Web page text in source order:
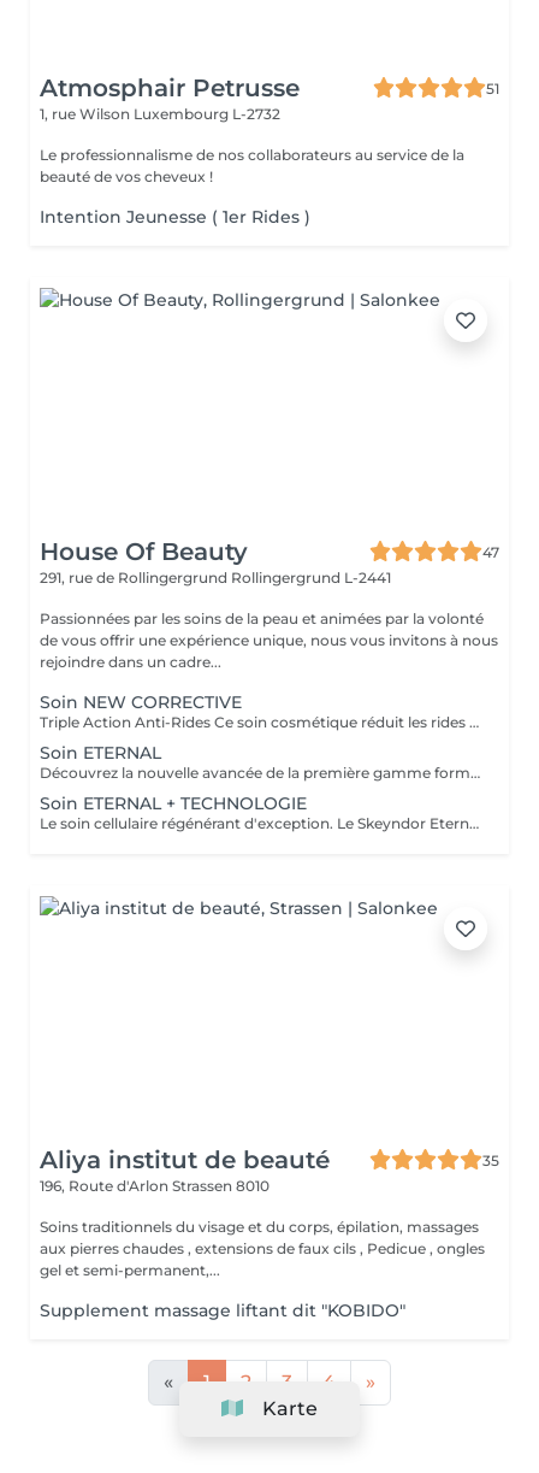
Atmosphair Petrusse
51
1, rue Wilson Luxembourg L-2732
Le professionnalisme de nos collaborateurs au service de la
beauté de vos cheveux !
Intention Jeunesse ( 1er Rides )
House Of Beauty
47
291, rue de Rollingergrund Rollingergrund L-2441
Passionnées par les soins de la peau et animées par la volonté
de vous offrir une expérience unique, nous vous invitons à nous
rejoindre dans un cadre...
Soin NEW CORRECTIVE
Triple Action Anti-Rides Ce soin cosmétique réduit les rides profondes et les rides d'expression rapidement et efficacement. L'innovante combinaison de trois mécanismes d'action dans un même soin ( Nouveau pouvoir Peeling, Effet combleur plus puissant et effet décontractant plus puissant ) produisent un effet lissant sur les rides les plus profondes. Les rides disparaissent naturellement et progressivement dès la première séance
Soin ETERNAL
Découvrez la nouvelle avancée de la première gamme formulée à partir de cellules souches végétales. Le soin ETERNAL stimule la régénération de toutes les couches de la peau et inverse le processus de vieillissement cellulaire. Sa combinaison de cellules souches végétales stimulent les cellules souches dermo-épidermiques et hypodermiques de la peau, essentielles au maintient de la densité et de l'épaisseur d'une peau jeune. Une peau rajeunie et redensifiée
Soin ETERNAL + TECHNOLOGIE
Le soin cellulaire régénérant d'exception. Le Skeyndor Eternal stimule la vitalité et la longévité des cellules grâce à la puissance des cellules souches végétales et d'actifs hautement nourrissants. Associé à une technologie avancée au choix, ce soin agit en profondeur pour régénérer, raffermir et redonner éclat à la peau. Peau plus ferme, dense et nourrie en profondeur. Rides et ridules visiblement atténuées, teint éclatant, lumineux et revitalisant. Effet jeunesse visible dès la 1 séance Idéal pour: Peaux matures, sèches ou en perte de densité Teints ternes ou fatigués En cure pour un résultat jeunesse durable
Aliya institut de beauté
35
196, Route d'Arlon Strassen 8010
Soins traditionnels du visage et du corps, épilation, massages
aux pierres chaudes , extensions de faux cils , Pedicue , ongles
gel et semi-permanent,...
Supplement massage liftant dit "KOBIDO"
« 1 2 3 4
»
Karte